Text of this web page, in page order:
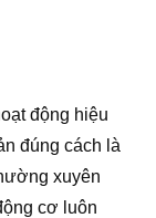
động hiệu
đúng cách là
xuyên
cơ luôn